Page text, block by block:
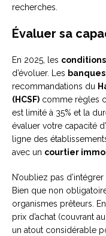
recherches.
Évaluer sa
En 2025, les
d’évoluer. Les banques
recommandations du
(HCSF) comme règles
est limité à 35% et la
évaluer votre capacité
ligne des
avec un courtier
N’oubliez pas
Bien que non
organismes prêteurs.
prix d’achat (couvrant
un atout considérable